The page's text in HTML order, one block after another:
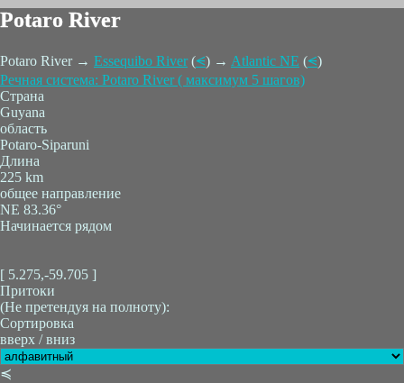
Potaro River
Potaro River → Essequibo River (⪪) → Atlantic NE (⪪)
Речная система: Potaro River ( максимум 5 шагов)
Страна
Guyana
область
Potaro-Siparuni
Длина
225 km
общее направление
NE 83.36°
Начинается рядом
[ 5.275,-59.705 ]
Притоки
(Не претендуя на полноту):
Сортировка
вверх / вниз
≼